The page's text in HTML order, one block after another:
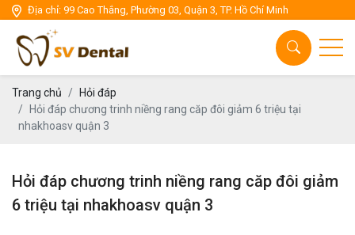
Địa chỉ: 99 Cao Thắng, Phường 03, Quận 3, TP. Hồ Chí Minh
Chăm sóc răng miệng
Thẩm mỹ răng sứ
Cấy ghép Implant
Thẩm mỹ niền răng
Trang chủ
Hỏi đáp
Hỏi đáp chương trinh niềng rang căp đôi giảm 6 triệu tại
nhakhoasv quận 3
Hỏi đáp chương trinh niềng rang căp đôi giảm
6 triệu tại nhakhoasv quận 3